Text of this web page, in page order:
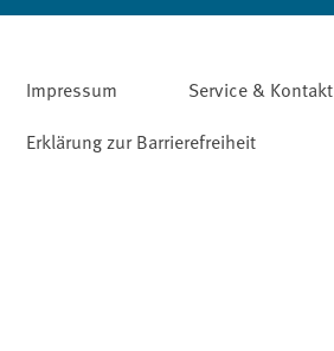
Impressum Service & Kontakt
Erklärung zur Barrierefreiheit